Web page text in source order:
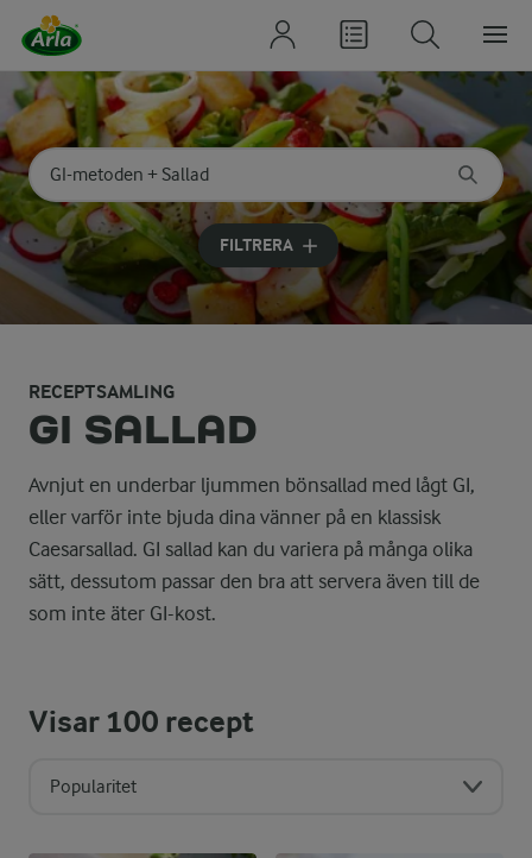
Sök på kategori eller ingrediens
Skriv in sökord för att få förslag
FILTRERA
RECEPTSAMLING
GI SALLAD
Avnjut en underbar ljummen bönsallad med lågt GI,
eller varför inte bjuda dina vänner på en klassisk
Caesarsallad. GI sallad kan du variera på många olika
sätt, dessutom passar den bra att servera även till de
som inte äter GI-kost.
Visar100 recept
Popularitet